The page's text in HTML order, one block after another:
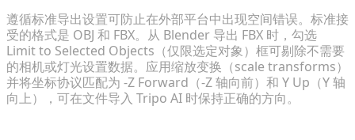
遵循标准导出设置可防止在外部平台中出现空间错误。标准接
受的格式是 OBJ 和 FBX。从 Blender 导出 FBX 时，勾选
Limit to Selected Objects（仅限选定对象）框可剔除不需要
的相机或灯光设置数据。应用缩放变换（scale transforms）
并将坐标协议匹配为 -Z Forward（-Z 轴向前）和 Y Up（Y 轴
向上），可在文件导入 Tripo AI 时保持正确的方向。